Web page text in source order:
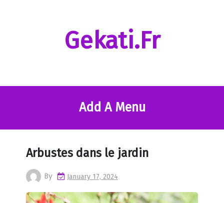
Gekati.fr
Add A Menu
Arbustes dans le jardin
By January 17, 2024